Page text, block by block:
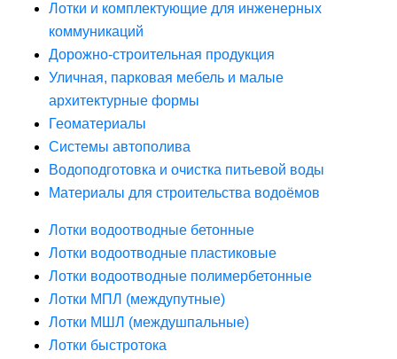
Лотки и комплектующие для инженерных
коммуникаций
Дорожно-строительная продукция
Уличная, парковая мебель и малые
архитектурные формы
Геоматериалы
Системы автополива
Водоподготовка и очистка питьевой воды
Материалы для строительства водоёмов
Лотки водоотводные бетонные
Лотки водоотводные пластиковые
Лотки водоотводные полимербетонные
Лотки МПЛ (междупутные)
Лотки МШЛ (междушпальные)
Лотки быстротока